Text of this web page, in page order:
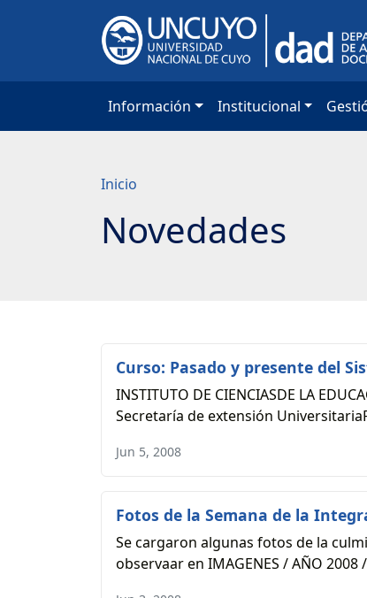
Información Institucional
Inicio
Novedades
Curso: Pasado y presente del
INSTITUTO DE CIENCIASDE LA
Secretaría de extensión
Jun 5, 2008
Fotos de la Semana de la
Se cargaron algunas fotos de la
observaar en IMAGENES / AÑO 2008